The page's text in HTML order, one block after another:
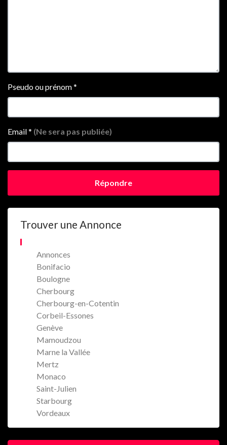
Pseudo ou prénom*
Email* (Ne sera pas publiée)
Répondre
Trouver une Annonce
Annonces
Bonifacio
Boulogne
Cherbourg
Cherbourg-en-Cotentin
Corbeil-Essones
Genève
Mamoudzou
Marne la Vallée
Mertz
Monaco
Saint-Julien
Starbourg
Vordeaux